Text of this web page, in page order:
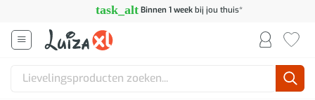
inhoud
task_alt Binnen 1 weekbij jou thuis*
Zoeken